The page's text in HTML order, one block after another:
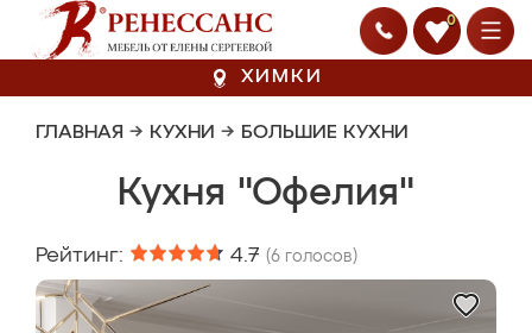
0
ХИМКИ
ГЛАВНАЯ → КУХНИ → БОЛЬШИЕ КУХНИ
Кухня "Офелия"
Рейтинг: 4.7 (6 голосов)